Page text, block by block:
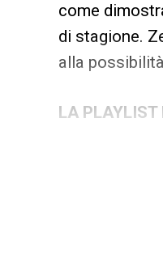
come
di stagione.
alla
LA PLAYLIST